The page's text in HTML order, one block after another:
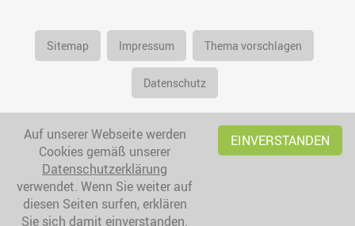
Sitemap Impressum Thema vorschlagen
Datenschutz
Auf unserer Webseite werden
Cookies gemäß unserer
Datenschutzerklärung
verwendet. Wenn Sie weiter auf
diesen Seiten surfen, erklären
Sie sich damit einverstanden.
EINVERSTANDEN